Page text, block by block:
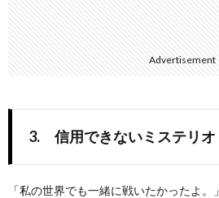
Advertisement
3. 信用できないミステリオ
「私の世界でも一緒に戦いたかったよ。」